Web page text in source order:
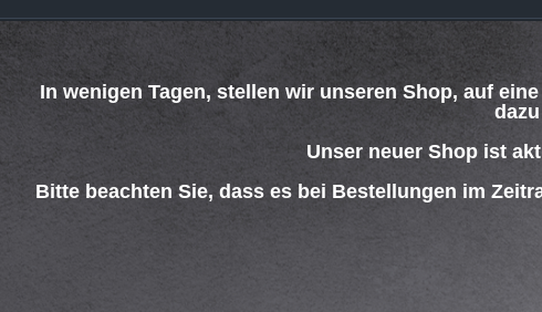
In wenigen Tagen, stellen wir unseren Shop, auf
Unser neuer Shop ist
Bitte beachten Sie, dass es bei Bestellungen im
Telefonische Unterstützung und Beratung unter:
069 - 4269 4267
Mo-Do. 08:00 - 15:00 Uhr
Fr. 08:00 - 13:00 Uhr
SHOP SERVICE
Defektes Produkt
Verpackungsentsorgung
Versand und
Widerrufsrecht